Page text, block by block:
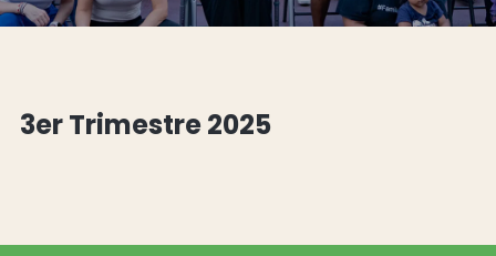
3er Trimestre 2025